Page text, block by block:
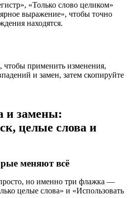
«Только слово целиком»
выражение», чтобы точно
находятся.
чтобы применить изменения,
и замен, затем скопируйте
и замены:
целые слова и
меняют всё
но именно три флажка —
целые слова» и «Использовать